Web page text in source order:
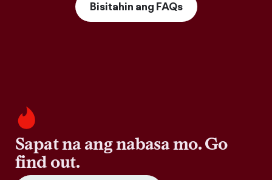
Bisitahin ang FAQs
Sapat na ang nabasa mo. Go
find out.